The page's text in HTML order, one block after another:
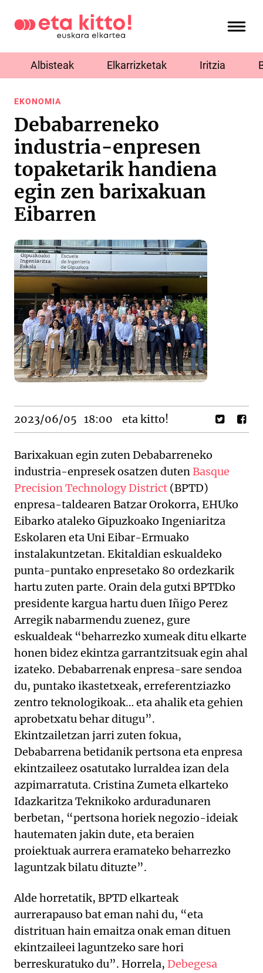
Albisteak Elkarrizketak Iritzia
EKONOMIA
Debabarreneko
industria-enpresen
topaketarik handiena
egin zen barixakuan
Eibarren
2023/06/05 18:00 eta kitto!
Barixakuan egin zuten Debabarreneko
industria-enpresek osatzen dutenBasque
Precision Technology District (BPTD)
enpresa-taldearen Batzar Orokorra, EHUko
Eibarko ataleko Gipuzkoako Ingeniaritza
Eskolaren eta Uni Eibar-Ermuako
instalakuntzetan. Ekitaldian eskualdeko
punta-puntako enpresetako 80 ordezkarik
hartu zuten parte. Orain dela gutxi BPTDko
presidente kargua hartu duen Iñigo Perez
Arregik nabarmendu zuenez, gure
eskualdeak “beharrezko xumeak ditu elkarte
honen bidez ekintza garrantzitsuak egin ahal
izateko. Debabarrenak enpresa-sare sendoa
du, puntako ikastetxeak, erreferentziazko
zentro teknologikoak… eta ahalik eta gehien
aprobetxatu behar ditugu”.
Ekintzailetzan jarri zuten fokua,
Debabarrena betidanik pertsona eta enpresa
ekintzaileez osatutako lurraldea izan dela
azpimarratuta. Cristina Zumeta elkarteko
Idazkaritza Teknikoko arduradunaren
berbetan, “pertsona horiek negozio-ideiak
hautematen jakin dute, eta beraien
proiektuak aurrera eramateko beharrezko
laguntzak bilatu dituzte”.
Alde horretatik, BPTD elkarteak
aurrerapauso bat eman nahi du, “eta
distrituan hain emaitza onak eman dituen
ekintzaileei laguntzeko sare hori
berreskuratuko du”. Horrela, Debegesa